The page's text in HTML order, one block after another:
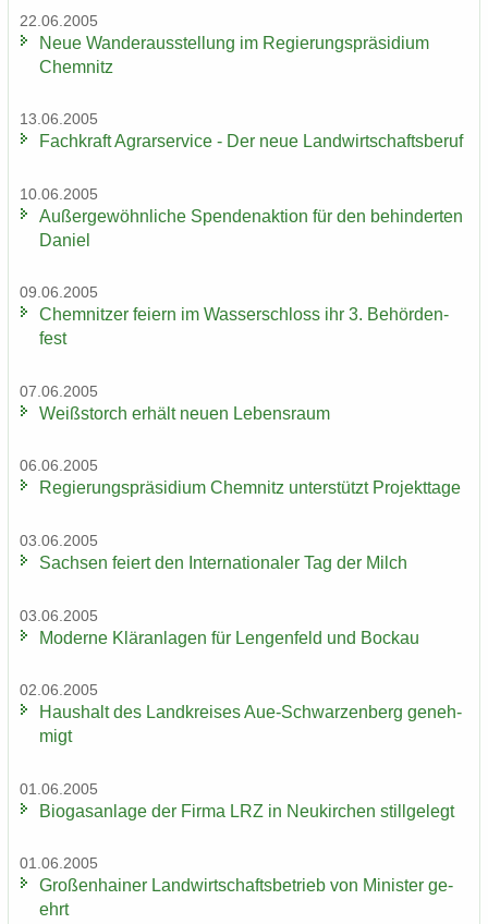
22.06.2005
Neue Wan­der­aus­stel­lung im Re­gie­rungs­prä­si­di­um
Chem­nitz
13.06.2005
Fach­kraft Agrar­ser­vice - Der neue Land­wirt­schafts­be­ruf
10.06.2005
Au­ßer­ge­wöhn­li­che Spen­den­ak­ti­on für den be­hin­der­ten
Da­ni­el
09.06.2005
Chem­nit­zer fei­ern im Was­ser­schloss ihr 3. Be­hör­den­
fest
07.06.2005
Weiß­storch er­hält neuen Le­bens­raum
06.06.2005
Re­gie­rungs­prä­si­di­um Chem­nitz un­ter­stützt Pro­jekt­ta­ge
03.06.2005
Sach­sen fei­ert den In­ter­na­tio­na­ler Tag der Milch
03.06.2005
Mo­der­ne Klär­an­la­gen für Len­gen­feld und Bo­ckau
02.06.2005
Haus­halt des Land­krei­ses Aue-​Schwarzenberg ge­neh­
migt
01.06.2005
Bio­gas­an­la­ge der Firma LRZ in Neu­kir­chen still­ge­legt
01.06.2005
Gro­ßen­hai­ner Land­wirt­schafts­be­trieb von Mi­nis­ter ge­
ehrt